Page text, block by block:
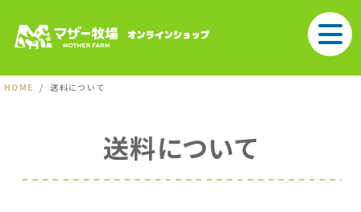
HOME 送料について
送料について